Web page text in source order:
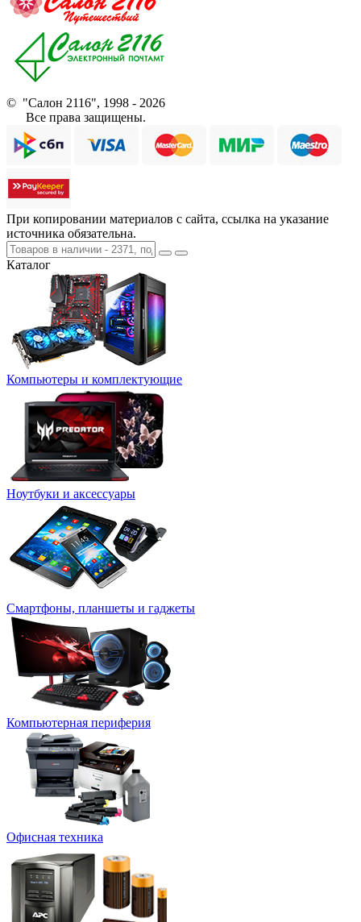
© "Салон 2116", 1998 - 2026
Все права защищены.
При копировании материалов с сайта, ссылка на указание
источника обязательна.
Каталог
Компьютеры и комплектующие
Ноутбуки и аксессуары
Смартфоны, планшеты и гаджеты
Компьютерная периферия
Офисная техника